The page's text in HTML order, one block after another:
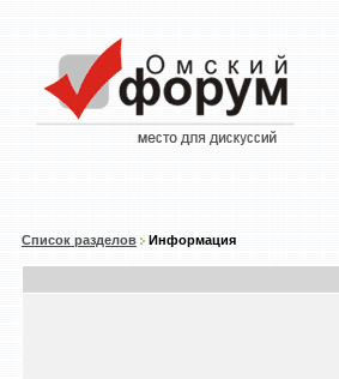
Список разделов Информация